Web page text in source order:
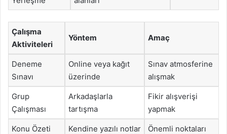
Çalışma
Aktiviteleri
Yöntem Amaç
Deneme
Sınavı
Online veya kağıt
üzerinde
Sınav atmosferine
alışmak
Grup
Çalışması
Arkadaşlarla
tartışma
Fikir alışverişi
yapmak
Konu Özeti
Kendine yazılı notlar
Önemli noktaları